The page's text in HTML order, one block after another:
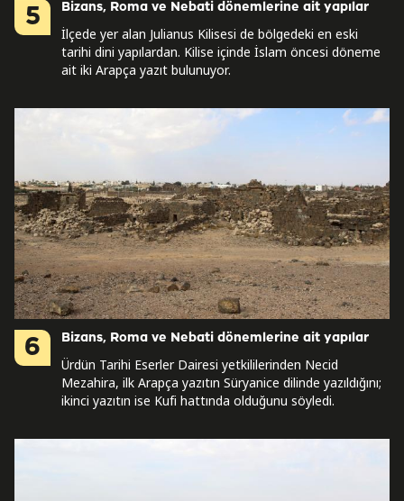
5 Bizans, Roma ve Nebati dönemlerine ait yapılar
İlçede yer alan Julianus Kilisesi de bölgedeki en eski
tarihi dini yapılardan. Kilise içinde İslam öncesi döneme
ait iki Arapça yazıt bulunuyor.
6 Bizans, Roma ve Nebati dönemlerine ait yapılar
Ürdün Tarihi Eserler Dairesi yetkililerinden Necid
Mezahira, ilk Arapça yazıtın Süryanice dilinde yazıldığını;
ikinci yazıtın ise Kufi hattında olduğunu söyledi.